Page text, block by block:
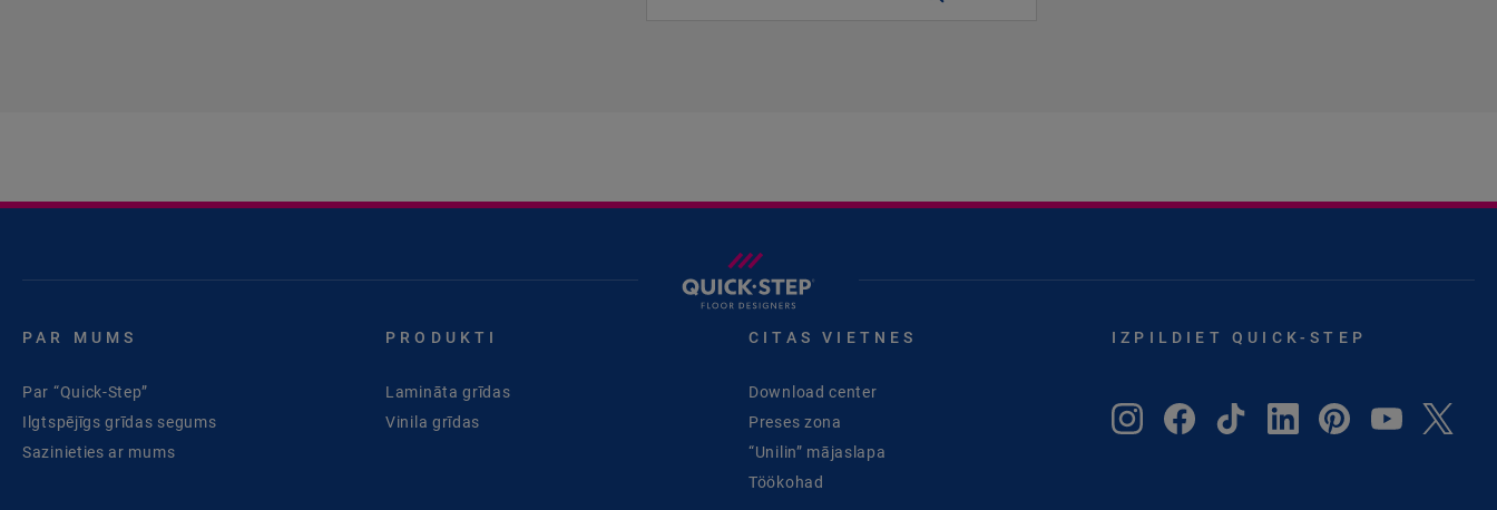
PAR MUMS
Par “Quick-Step”
Ilgtspējīgs grīdas segums
Sazinieties ar mums
PRODUKTI
Lamināta grīdas
Vinila grīdas
CITAS VIETNES
Download center
Preses zona
“Unilin” mājaslapa
Töökohad
IZPILDIET QUICK-STEP